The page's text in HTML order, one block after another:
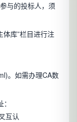
与的投标人，须
库”栏目进行注
。如需办理CA数
互认